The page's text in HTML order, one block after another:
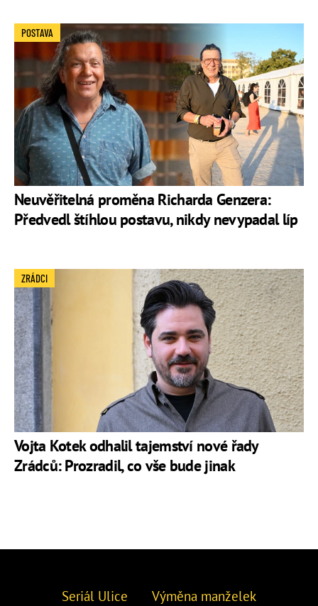
Neuvěřitelná proměna Richarda Genzera:
Předvedl štíhlou postavu, nikdy nevypadal líp
POSTAVA
Vojta Kotek odhalil tajemství nové řady
Zrádců: Prozradil, co vše bude jinak
ZRÁDCI
Seriál Ulice Výměna manželek